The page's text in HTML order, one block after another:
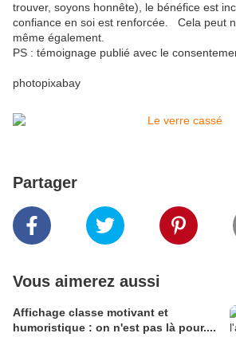
trouver, soyons honnête), le bénéfice est
confiance en soi est renforcée. ⁣⁣ ⁣⁣ Cela peut
même également. ⁣
PS : témoignage publié avec le
photopixabay
Partager
Vous aimerez aussi
Affichage classe motivant et
humoristique : on n'est pas là pour....